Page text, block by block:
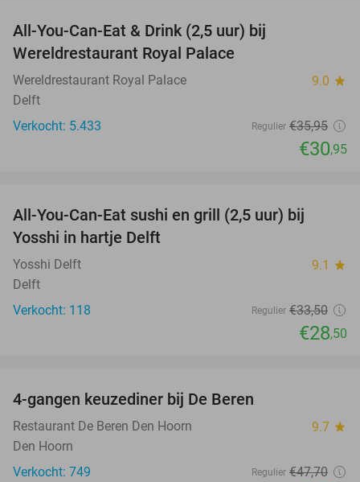
All-You-Can-Eat & Drink (2,5 uur) bij
Wereldrestaurant Royal Palace
Wereldrestaurant Royal Palace 9.0 star
Delft
Verkocht: 5.433
Regulier €35,95
€30,95
All-You-Can-Eat sushi en grill (2,5 uur) bij
Yosshi in hartje Delft
Yosshi Delft 9.1 star
Delft
Verkocht: 118
Regulier €33,50
€28,50
4-gangen keuzediner bij De Beren
Restaurant De Beren Den Hoorn 9.7 star
Den Hoorn
Verkocht: 749
Regulier €47,70